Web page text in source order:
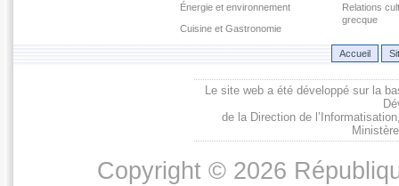
Énergie et environnement
Cuisine et Gastronomie
Relations
grecque
Accueil
Le site web a été développé sur la
de la Direction de
Copyright © 2026